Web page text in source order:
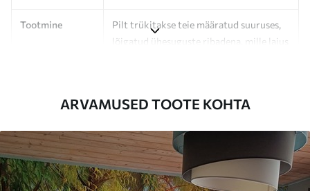
Tootmine
Pilt trükitakse teie määratud suuruses,
lõigatud ühesuguste ribadena, mille laius
käsnaga. Lakkviimistlusega tapeedid
võib puhastada veega.
Rakendusmeetod Suurepärane rakendus
ARVAMUSED TOOTE KOHTA